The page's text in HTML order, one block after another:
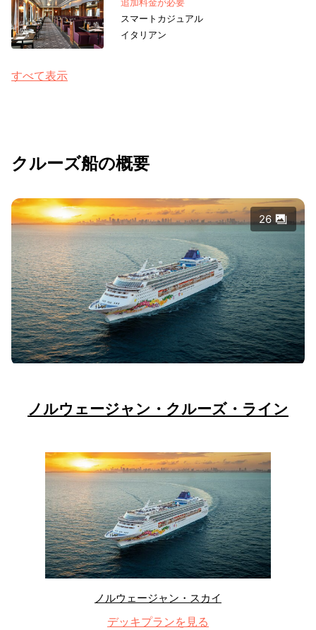
スマートカジュアル
イタリアン
すべて表示
クルーズ船の概要
26
ノルウェージャン・クルーズ・ライン
ノルウェージャン・スカイ
デッキプランを見る